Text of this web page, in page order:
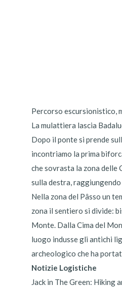
Percorso escursionistico,
La mulattiera lascia
Dopo il ponte si prende
incontriamo la prima
che sovrasta la zona delle
sulla destra,
Nella zona del Pâsso un
zona il sentiero si divide:
Monte. Dalla Cima del
luogo indusse gli antichi
archeologico che ha
Notizie Logistiche
Jack in The Green: